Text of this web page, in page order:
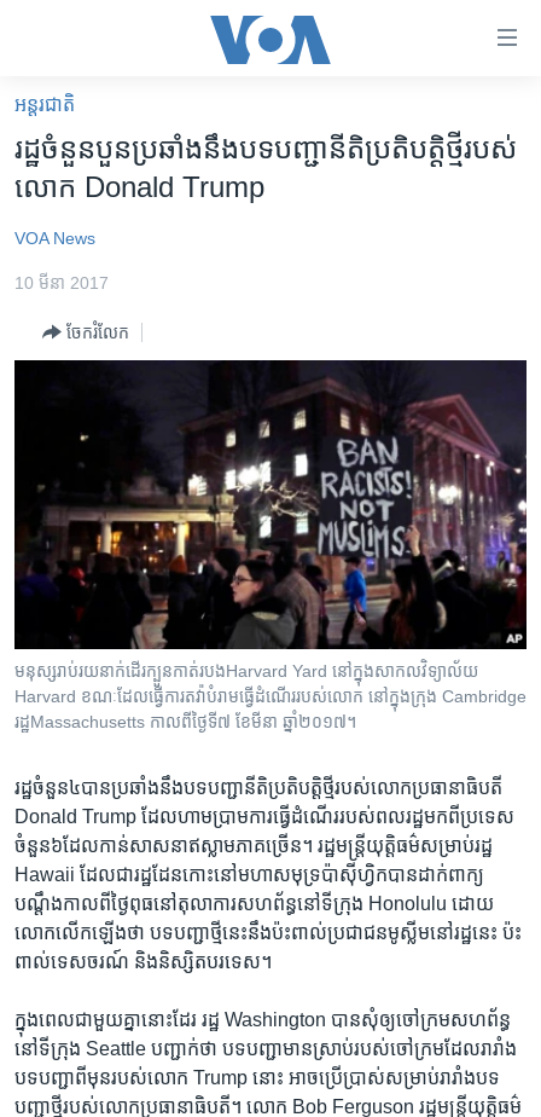
គេហទំព័រ​
ទាក់ទង
រំលង​
និង​
ទំព័រ​
សម្ព័ន្ធ​
ទៅ​
កាន់​
ស្វែង​
រក
អន្តរជាតិ
កម្ពុជាច្នៃប្រតិដ្ឋ
ទូរទស្សន៍ / វីដេអូ​
កម្មវិធីទាំងអស់
Khmer English
បណ្តាញ​សង្គម
អន្តរជាតិ
រដ្ឋ​ចំនួន​បួន​ប្រឆាំង​នឹង​​បទ​បញ្ជា​នីតិប្រតិបត្តិ​ថ្មី​របស់​
លោក​ Donald Trump
VOA News
10 មីនា 2017
ចែករំលែក
មនុស្ស​រាប់រយ​នាក់​ដើរ​ក្បួន​កាត់​របងHarvard Yard នៅ​ក្នុង​សាកលវិទ្យាល័យ
Harvard ខណៈ​ដែល​ធ្វើ​ការ​តវ៉ា​បំរាម​ធ្វើ​ដំណើរ​របស់​លោក នៅ​ក្នុង​ក្រុង Cambridge
រដ្ឋMassachusetts កាលពី​ថ្ងៃទី៧ ខែមីនា ឆ្នាំ២០១៧។
រដ្ឋ​ចំនួន​៤បាន​ប្រឆាំង​នឹងបទ​បញ្ជា​នីតិប្រតិបត្តិ​ថ្មី​របស់​លោក​ប្រធានាធិបតី​
Donald Trump ​ដែល​ហាមប្រាម​ការ​ធ្វើ​ដំណើរ​របស់​ពលរដ្ឋ​មក​ពី​ប្រទេស​
ចំនួន៦​ដែល​កាន់​សាសនា​ឥស្លាម​ភាគ​ច្រើន។ ​រដ្ឋមន្ត្រី​យុត្តិធម៌​សម្រាប់​រដ្ឋ​
Hawaii ដែល​ជា​រដ្ឋ​ដែន​កោះ​នៅ​មហា​សមុទ្រ​ប៉ាស៊ីហ្វិកបាន​ដាក់​ពាក្យ​
បណ្តឹង​កាលពី​ថ្ងៃពុធ​នៅ​តុលាការ​សហព័ន្ធ​នៅ​ទីក្រុង ​Honolulu ដោយ​
លោក​លើក​ឡើង​ថា ​បទ​បញ្ជា​ថ្មី​នេះ​នឹង​ប៉ះពាល់​ប្រជាជន​មូស្លីម​នៅ​រដ្ឋ​នេះ ​ប៉ះ
ពាល់​ទេសចរណ៍ ​និង​និស្សិត​បរទេស។​
ក្នុង​ពេល​ជាមួយគ្នា​នោះ​ដែរ​ រដ្ឋ Washington ​បាន​សុំ​ឲ្យ​ចៅក្រម​សហព័ន្ធ​
នៅ​ទីក្រុង ​Seattle បញ្ជាក់​ថា ​បទបញ្ជា​មាន​ស្រាប់​របស់​ចៅក្រម​ដែល​រារាំង​
បទបញ្ជា​ពី​មុន​របស់​លោក ​Trump ​នោះ ​អាច​ប្រើប្រាស់​សម្រាប់​រារាំង​បទ​
បញ្ជាថ្មី​របស់​លោក​ប្រធានាធិបតី។​ លោក Bob Ferguson ​រដ្ឋ​មន្ត្រី​យុត្តិធម៌​